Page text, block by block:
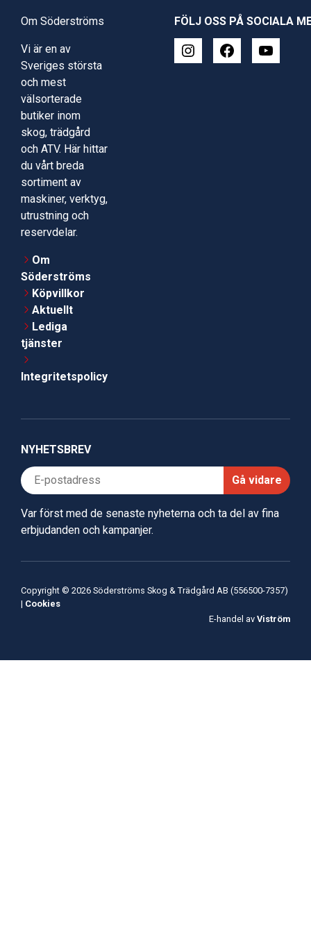
Om Söderströms
Vi är en av
Sveriges största
och mest
välsorterade
butiker inom
skog, trädgård
och ATV. Här hittar
du vårt breda
sortiment av
maskiner, verktyg,
utrustning och
reservdelar.
Om
Söderströms
Köpvillkor
Aktuellt
Lediga
tjänster
Integritetspolicy
FÖLJ OSS PÅ SOCIALA
NYHETSBREV
Gå vidare
Var först med de senaste nyheterna och ta del av fina
erbjudanden och kampanjer.
Copyright © 2026 Söderströms Skog & Trädgård AB (556500-7357)
| Cookies
E-handel av Viström